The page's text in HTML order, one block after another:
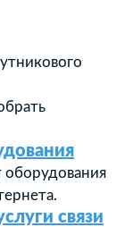
связи